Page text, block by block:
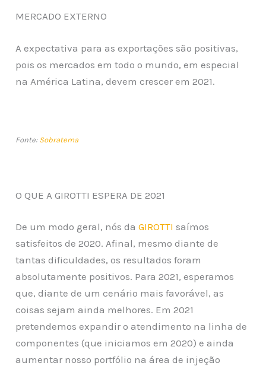
MERCADO EXTERNO
A expectativa para as exportações são positivas,
pois os mercados em todo o mundo, em especial
na América Latina, devem crescer em 2021.
Fonte: Sobratema
O QUE A GIROTTI ESPERA DE 2021
De um modo geral, nós daGIROTTI saímos
satisfeitos de 2020. Afinal, mesmo diante de
tantas dificuldades, os resultados foram
absolutamente positivos. Para 2021, esperamos
que, diante de um cenário mais favorável, as
coisas sejam ainda melhores. Em 2021
pretendemos expandir o atendimento na linha de
componentes (que iniciamos em 2020) e ainda
aumentar nosso portfólio na área de injeção